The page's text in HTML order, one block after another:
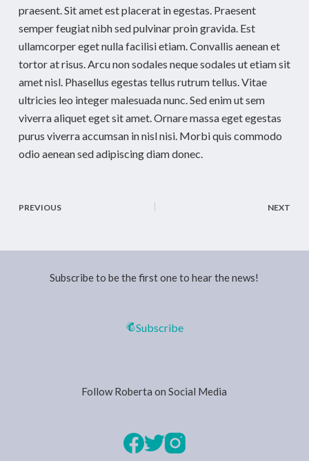
praesent. Sit amet est placerat in egestas. Praesent
semper feugiat nibh sed pulvinar proin gravida. Est
ullamcorper eget nulla facilisi etiam. Convallis aenean et
tortor at risus. Arcu non sodales neque sodales ut etiam sit
amet nisl. Phasellus egestas tellus rutrum tellus. Vitae
ultricies leo integer malesuada nunc. Sed enim ut sem
viverra aliquet eget sit amet. Ornare massa eget egestas
purus viverra accumsan in nisl nisi. Morbi quis commodo
odio aenean sed adipiscing diam donec.
PREVIOUS NEXT
Subscribe to be the first one to hear the news!
Subscribe
Follow Roberta on Social Media